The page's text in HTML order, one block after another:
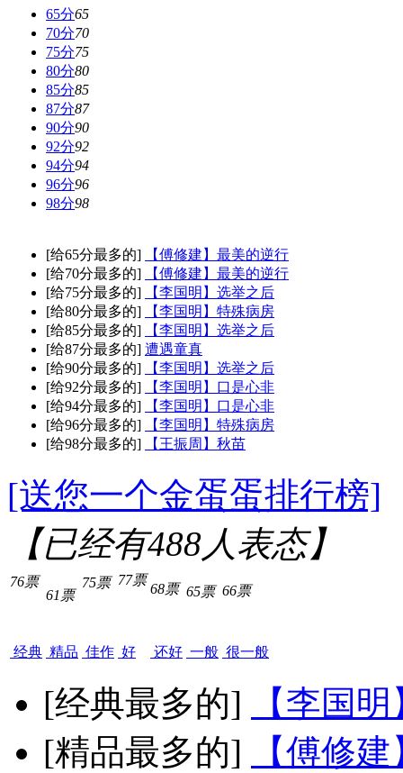
65分65
70分70
75分75
80分80
85分85
87分87
90分90
92分92
94分94
96分96
98分98
[给65分最多的]
【傅修建】最美的逆行
[给70分最多的]
【傅修建】最美的逆行
[给75分最多的]
【李国明】选举之后
[给80分最多的]
【李国明】特殊病房
[给85分最多的]
【李国明】选举之后
[给87分最多的] 遭遇童真
[给90分最多的]
【李国明】选举之后
[给92分最多的]
【李国明】口是心非
[给94分最多的]
【李国明】口是心非
[给96分最多的]
【李国明】特殊病房
[给98分最多的]
【王振周】秋苗
[送您一个金蛋蛋排行榜]
【已经有488人表态】
76票
经典
61票
精品
75票
佳作
77票
好
68票
还好
65票
一般
66票
很一般
[经典最多的]
【李国
[精品最多的]
【傅修